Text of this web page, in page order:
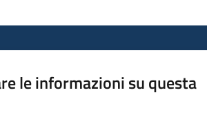
le informazioni su questa